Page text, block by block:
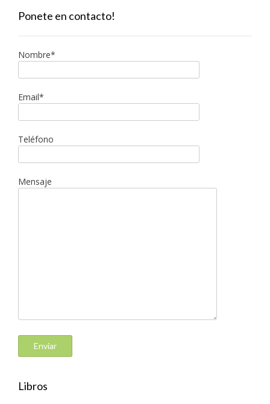
Ponete en contacto!
Nombre*
Email*
Teléfono
Mensaje
Libros